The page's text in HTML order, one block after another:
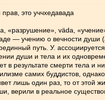
это уччхедавада
«разрушение», väda,
— учению о вечности
путь. У.
души и тела и их
в результате смерти тела и
самих буддистов,
лишь один раз, то от этой
верили в реальное